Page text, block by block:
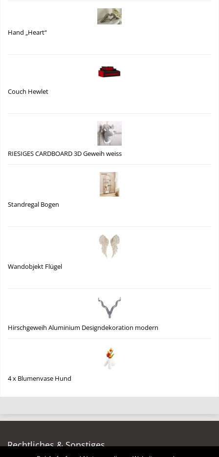
Hand „Heart“
Couch Hewlet
RIESIGES CARDBOARD 3D Geweih weiss
Standregal Bogen
Wandobjekt Flügel
Hirschgeweih Aluminium Designdekoration modern
4 x Blumenvase Hund
Rechtliches & Sonstiges